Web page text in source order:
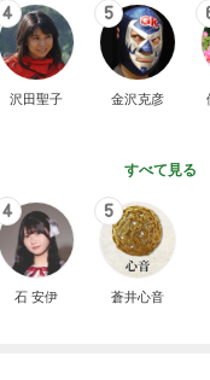
4
沢田聖子
5
金沢克彦
すべて見る
4
石 安伊
5
蒼井心音